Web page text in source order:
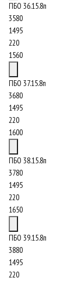
ПБО 36.15.8п
3580
1495
220
1560
ПБО 37.15.8п
3680
1495
220
1600
ПБО 38.15.8п
3780
1495
220
1650
ПБО 39.15.8п
3880
1495
220